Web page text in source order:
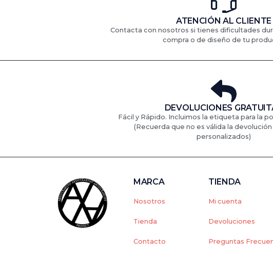
ATENCIÓN AL CLIENTE
Contacta con nosotros si tienes dificultades
compra o de diseño de tu
DEVOLUCIONES
Fácil y Rápido. Incluimos la etiqueta para la
(Recuerda que no es válida la
personalizados)
MARCA
Nosotros
Tienda
Contacto
TIENDA
Mi cuenta
Devoluciones
Preguntas